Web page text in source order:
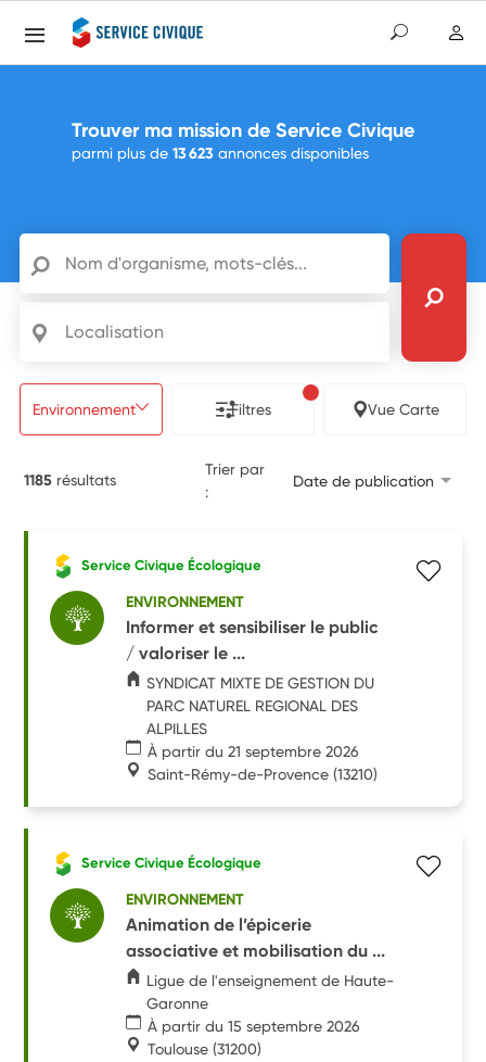
Trouver ma mission de Service Civique
parmi plus de 13 623 annonces disponibles
Nom d'organisme, mots-clés...
Environnement Filtres Vue Carte
1185 résultats
Trier par
:
Date de publication
Service Civique Écologique
ENVIRONNEMENT
Informer et sensibiliser le public
/ valoriser le ...
SYNDICAT MIXTE DE GESTION DU
PARC NATUREL REGIONAL DES
ALPILLES
À partir du 21 septembre 2026
Saint-Rémy-de-Provence (13210)
Service Civique Écologique
ENVIRONNEMENT
Animation de l’épicerie
associative et mobilisation du ...
Ligue de l'enseignement de Haute-
Garonne
À partir du 15 septembre 2026
Toulouse (31200)